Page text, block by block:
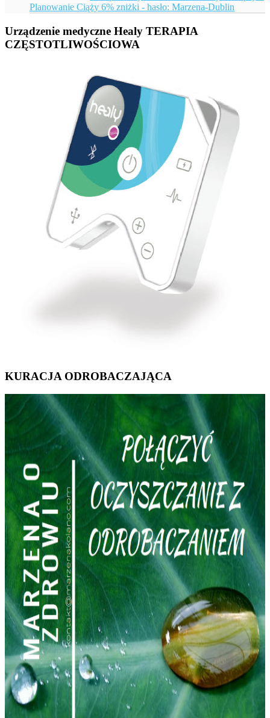
Planowanie Ciąży 6% zniżki - hasło: Marzena-Dublin
Urządzenie medyczne Healy TERAPIA
CZĘSTOTLIWOŚCIOWA
KURACJA ODROBACZAJĄCA